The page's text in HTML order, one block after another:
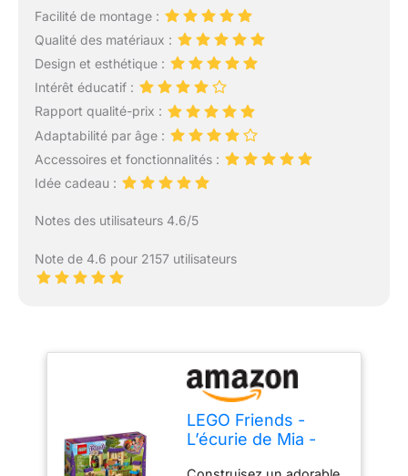
Facilité de montage :
Qualité des matériaux :
Design et esthétique :
Intérêt éducatif :
Rapport qualité-prix :
Adaptabilité par âge :
Accessoires et fonctionnalités :
Idée cadeau :
Notes des utilisateurs 4.6/5
Note de 4.6 pour 2157 utilisateurs
LEGO Friends -
L’écurie de Mia -